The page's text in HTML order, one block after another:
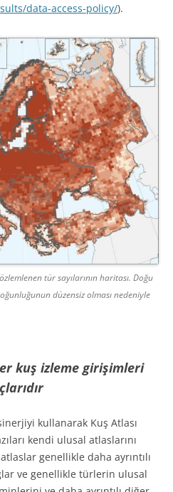
data-access-policy/).
tür sayılarının haritası. Doğu
düzensiz olması nedeniyle
kuş izleme girişimleri
kullanarak Kuş Atlası
kendi ulusal atlaslarını
genellikle daha ayrıntılı
ve genellikle türlerin ulusal